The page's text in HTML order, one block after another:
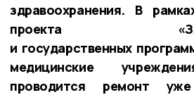
здравоохранения. В
проекта
и государственных
медицинские
проводится ремонт